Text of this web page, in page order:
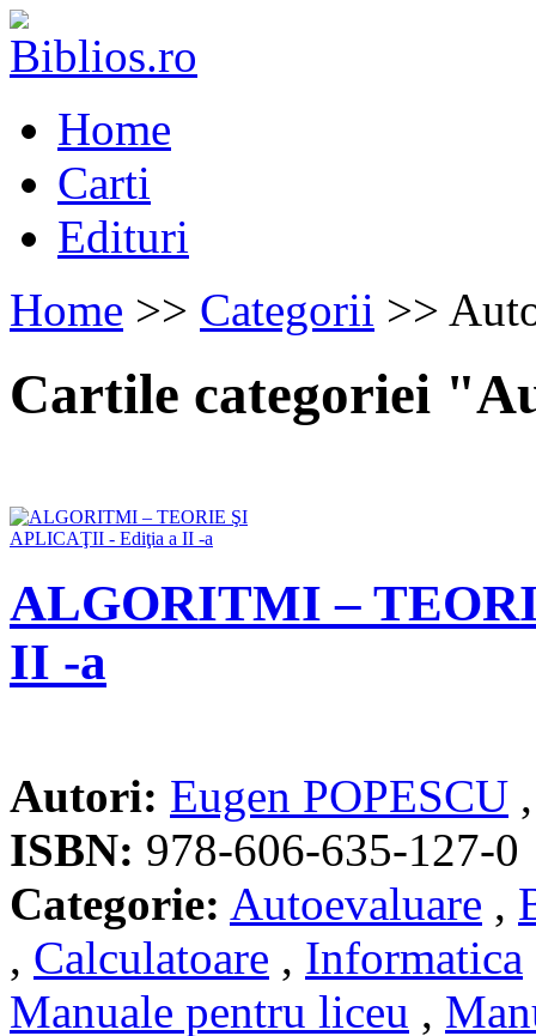
Home
Carti
Edituri
Home >> Categorii >>
Cartile categoriei
ALGORITMI –
II -a
Autori: Eugen POPESCU
ISBN: 978-606-635-127-0
Categorie: Autoevaluare ,
, Calculatoare , Informatica
Manuale pentru liceu ,